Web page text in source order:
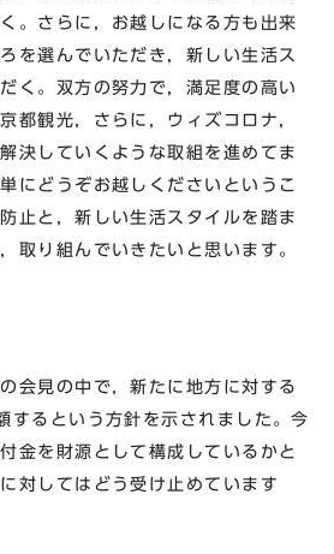
。さらに，お越しになる方も出来
を選んでいただき，新しい生活ス
く。双方の努力で，満足度の高い
都観光，さらに，ウィズコロナ，
決していくような取組を進めてま
にどうぞお越しくださいというこ
止と，新しい生活スタイルを踏ま
取り組んでいきたいと思います。
会見の中で，新たに地方に対する
するという方針を示されました。今
金を財源として構成しているかと
対してはどう受け止めています